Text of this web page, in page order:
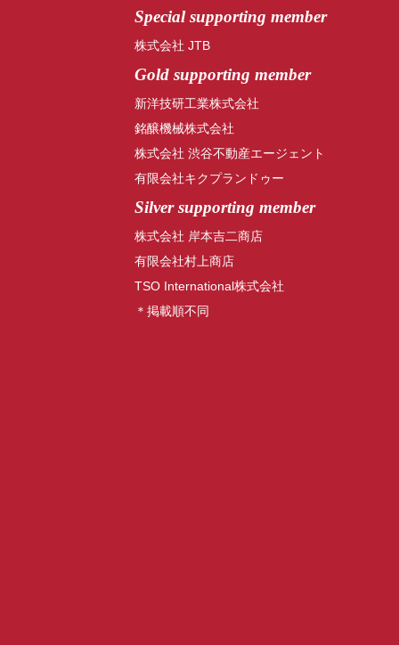
Specialsupporting member
株式会社 JTB
Gold supporting member
新洋技研工業株式会社
銘醸機械株式会社
株式会社 渋谷不動産エージェント
有限会社キクプランドゥー
Silver supporting member
株式会社 岸本吉二商店
有限会社村上商店
TSO International株式会社
＊掲載順不同